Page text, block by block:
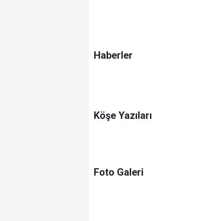
Haberler
Köşe Yazıları
Foto Galeri